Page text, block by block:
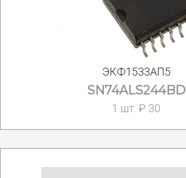
ЭКФ1533АП5
SN74ALS244BD
1 шт. ₽ 30